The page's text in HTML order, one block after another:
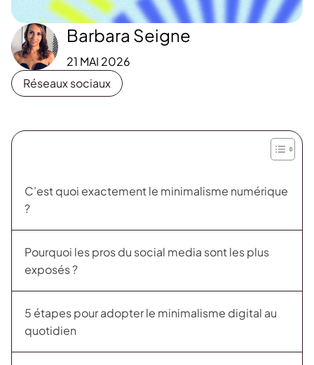
Barbara Seigne
21 MAI 2026
Réseaux sociaux
C’est quoi exactement le minimalisme numérique
?
Pourquoi les pros du social media sont les plus
exposés ?
5 étapes pour adopter le minimalisme digital au
quotidien